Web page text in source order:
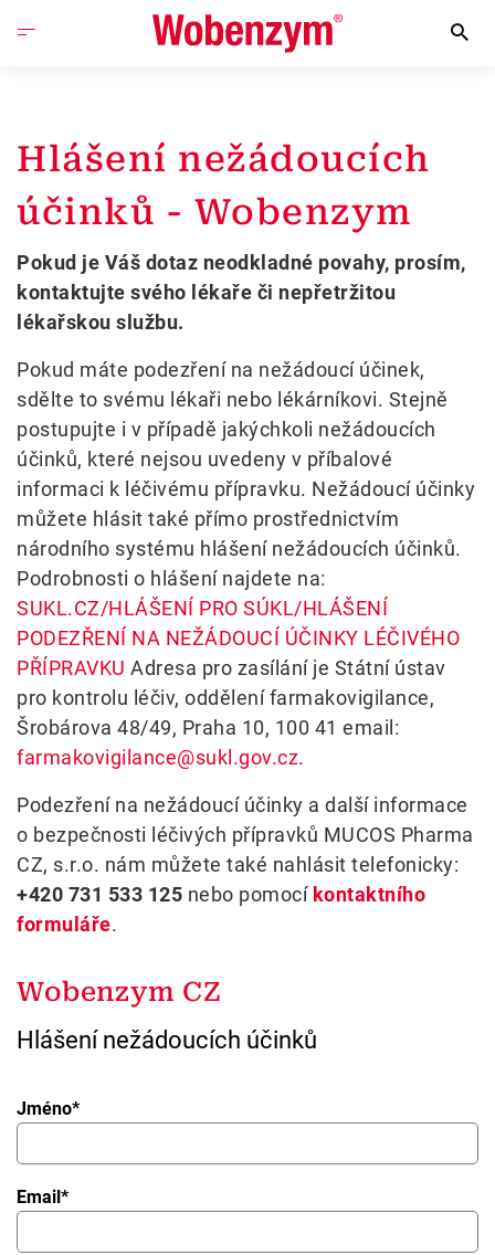
Hlášení nežádoucích
účinků - Wobenzym
Pokud je Váš dotaz neodkladné povahy, prosím,
kontaktujte svého lékaře či nepřetržitou
lékařskou službu.
Pokud máte podezření na nežádoucí účinek,
sdělte to svému lékaři nebo lékárníkovi. Stejně
postupujte i v případě jakýchkoli nežádoucích
účinků, které nejsou uvedeny v příbalové
informaci k léčivému přípravku. Nežádoucí účinky
můžete hlásit také přímo prostřednictvím
národního systému hlášení nežádoucích účinků.
Podrobnosti o hlášení najdete na:
SUKL.CZ/HLÁŠENÍ PRO SÚKL/HLÁŠENÍ
PODEZŘENÍ NA NEŽÁDOUCÍ ÚČINKY LÉČIVÉHO
PŘÍPRAVKU Adresa pro zasílání je Státní ústav
pro kontrolu léčiv, oddělení farmakovigilance,
Šrobárova 48/49, Praha 10, 100 41 email:
farmakovigilance@sukl.gov.cz.
Podezření na nežádoucí účinky a další informace
o bezpečnosti léčivých přípravků MUCOS Pharma
CZ, s.r.o. nám můžete také nahlásit telefonicky:
+420 731 533 125 nebo pomocí kontaktního
formuláře.
Wobenzym CZ
Hlášení nežádoucích účinků
Jméno*
Email*